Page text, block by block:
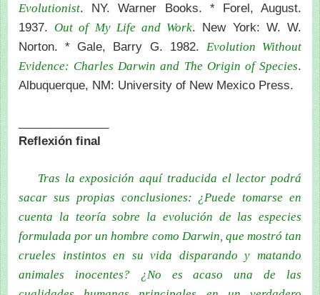
Evolutionist. NY. Warner Books. * Forel, August.
1937.Out of My Life and Work. New York: W. W.
Norton. * Gale, Barry G. 1982. Evolution Without
Evidence: Charles Darwin and The Origin of Species.
Albuquerque, NM: University of New Mexico Press.
Reflexión final
Tras la exposición aquí traducida el lector podrá
sacar sus propias conclusiones: ¿Puede tomarse en
cuenta la teoría sobre la evolución de las especies
formulada por un hombre como Darwin, que mostró tan
crueles instintos en su vida disparando y matando
animales inocentes? ¿No es acaso una de las